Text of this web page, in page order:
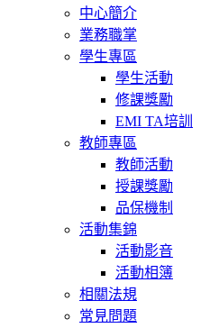
中心簡介
業務職掌
學生專區
學生活動
修課獎勵
EMI TA培訓
教師專區
教師活動
授課獎勵
品保機制
活動集錦
活動影音
活動相簿
相關法規
常見問題